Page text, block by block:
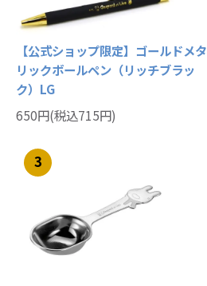
【公式ショップ限定】ゴールドメタ
リックボールペン（リッチブラッ
ク）LG
650円(税込715円)
3